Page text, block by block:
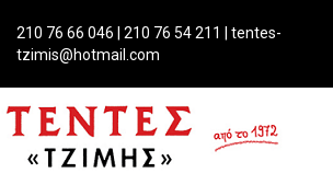
content
210 76 66 046 | 210 76 54 211 | tentes-
tzimis@hotmail.com